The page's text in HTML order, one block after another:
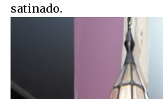
satinado.